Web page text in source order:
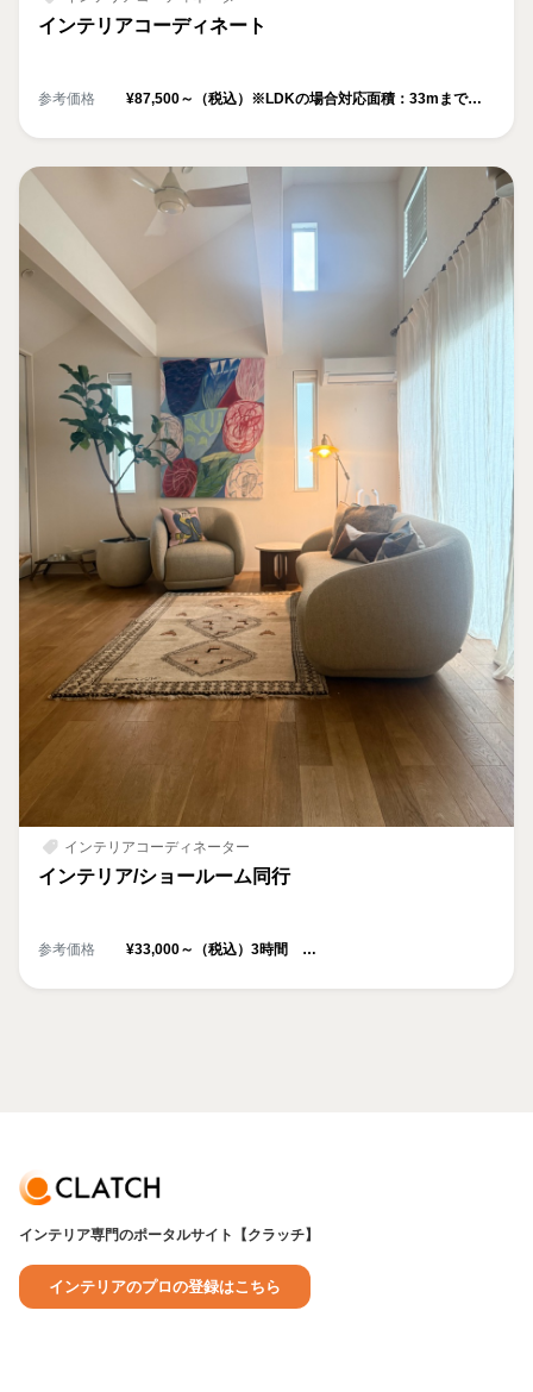
インテリアコーディネート
参考価格
¥87,500～（税込）※LDKの場合対応面積：33mまで
※1部屋追加・別途¥35,000（税込）
インテリアコーディネーター
インテリア/ショールーム同行
参考価格
¥33,000～（税込）3時間
インテリア専門のポータルサイト【クラッチ】
インテリアのプロの登録はこちら